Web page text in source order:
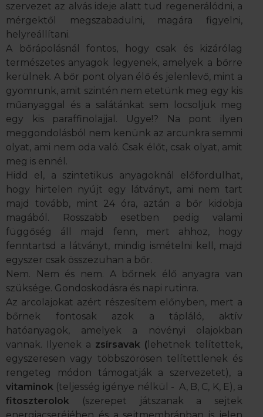
szervezet az alvás ideje alatt tud regenerálódni, a
mérgektől megszabadulni, magára figyelni,
helyreállítani.
A bőrápolásnál fontos, hogy csak és kizárólag
természetes anyagok legyenek, amelyek a bőrre
kerülnek. A bőr pont olyan élő és jelenlevő, mint a
gyomrunk, amit szintén nem etetünk meg egy kis
műanyaggal és a salátánkat sem locsoljuk meg
egy kis paraffinolajjal. Ugye!? Na pont ilyen
meggondolásból nem kenünk az arcunkra semmi
olyat, ami nem oda való. Csak élőt, csak olyat, amit
meg is ennél.
Hidd el, a szintetikus anyagoknál előfordulhat,
hogy hirtelen nyújt egy látványt, ami nem tart
majd tovább, mint 24 óra, aztán a bőr kidobja
magából. Rosszabb esetben pedig valami
függőség áll majd fenn, mert ahhoz, hogy
fenntartsd a látványt, mindig ismételni kell, majd
egyszer csak összezuhan a bőr.
Nem. Nem és nem. A bőrnek élő anyagra van
szüksége. Gondoskodásra és napi rutinra.
Az arcolajokat azért részesítem előnyben, mert a
bőrnek fontosak azok a tápláló, aktív
hatóanyagok, amelyek a növényi olajokban
vannak. Ilyenek a zsírsavak ( lehetnek telítettek,
egyszeresen vagy többszörösen telítettlenek és
rengeteg módon támogatják a szervezetet), a
vitaminok (teljesség igénye nélkül - A, B, C, K, E), a
fitoszterolok (szerepet játszanak a sejtek